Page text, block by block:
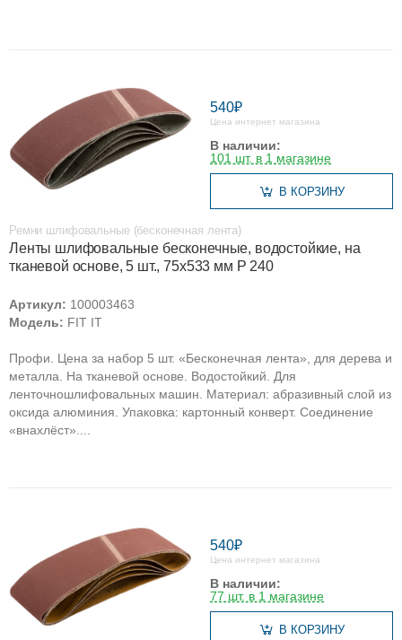
540₽
Цена интернет магазина
В наличии:
101 шт. в 1 магазине
В КОРЗИНУ
Ремни шлифовальные (бесконечная лента)
Ленты шлифовальные бесконечные, водостойкие, на
тканевой основе, 5 шт., 75х533 мм Р 240
Артикул: 100003463
Модель: FIT IT
Профи. Цена за набор 5 шт. «Бесконечная лента», для дерева и
металла. На тканевой основе. Водостойкий. Для
ленточношлифовальных машин. Материал: абразивный слой из
оксида алюминия. Упаковка: картонный конверт. Соединение
«внахлёст»....
540₽
Цена интернет магазина
В наличии:
77 шт. в 1 магазине
В КОРЗИНУ